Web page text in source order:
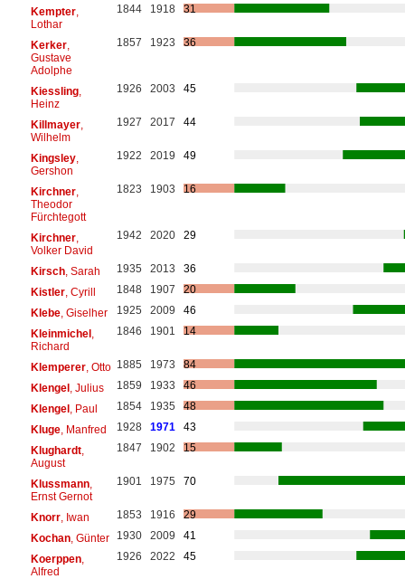
Kempter,
Lothar
1844 1918 31
Kerker,
Gustave
Adolphe
1857 1923 36
Kiessling,
Heinz
1926 2003 45
Killmayer,
Wilhelm
1927 2017 44
Kingsley,
Gershon
1922 2019 49
Kirchner,
Theodor
Fürchtegott
1823 1903 16
Kirchner,
Volker David
1942 2020 29
Kirsch, Sarah 1935 2013
36
Kistler, Cyrill 1848 1907
20
Klebe, Giselher 1925 2009
46
Kleinmichel,
Richard
1846 1901 14
Klemperer, Otto 1885 1973
84
Klengel, Julius 1859 1933
46
Klengel, Paul 1854 1935
48
Kluge, Manfred 1928 1971
43
Klughardt,
August
1847 1902 15
Klussmann,
Ernst Gernot
1901 1975 70
Knorr, Iwan 1853 1916
29
Kochan, Günter 1930 2009
41
Koerppen,
Alfred
1926 2022 45